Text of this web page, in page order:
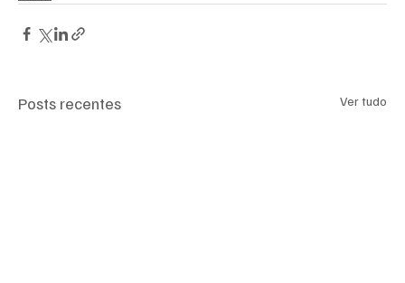
Posts recentes Ver tudo